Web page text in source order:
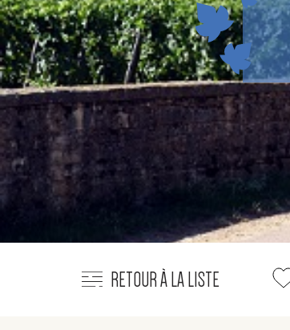
RETOUR À LA LISTE